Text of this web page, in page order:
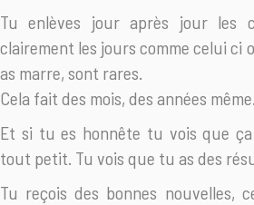
Tu enlèves jour après jour les
clairement les jours comme celui ci
as marre, sont rares.
Cela fait des mois, des années même.
Et si tu es honnête tu vois que
tout petit. Tu vois que tu as des
Tu reçois des bonnes nouvelles,